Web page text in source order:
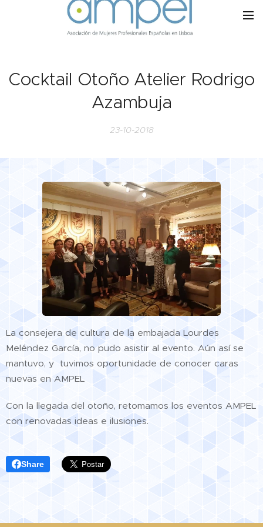
Cocktail Otoño Atelier Rodrigo
Azambuja
23-10-2018
La consejera de cultura de la embajada Lourdes
Meléndez García, no pudo asistir al evento. Aún así se
mantuvo, y tuvimos oportunidade de conocer caras
nuevas en AMPEL
Con la llegada del otoño, retomamos los eventos AMPEL
con renovadas ideas e ilusiones.
Share